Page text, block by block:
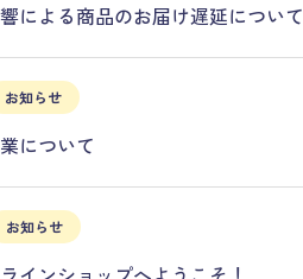
による商品のお届け遅延について
お知らせ
について
お知らせ